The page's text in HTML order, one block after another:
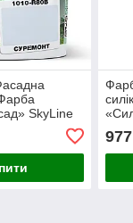
SkyLine
3л
4.2
977